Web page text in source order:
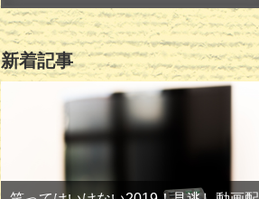
新着記事